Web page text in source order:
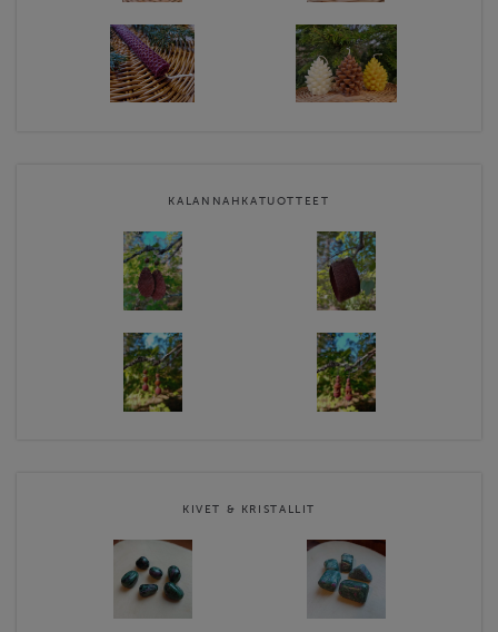
KALANNAHKATUOTTEET
KIVET & KRISTALLIT